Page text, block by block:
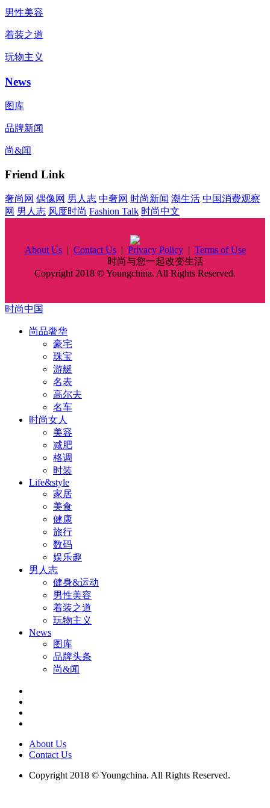
男性美容
着装之道
玩物主义
News
图库
品牌新闻
尚&闻
Friend Link
奢尚网 偶像网 男人志 中奢网 时尚新闻 潮生活 中国消费观察
网 男人志 风度时尚 Fashion Talk 时尚中文
About Us| Contact Us| Privacy Policy| Terms of Use
时尚与您一起改变生活
Copyright 2018 © Youngchina. All Rights Reserved.
时尚中国
尚品奢华
豪宅
珠宝
游艇
名表
高尔夫
名车
时尚女人
美容
减肥
格调
时装
Life&style
家居
美食
健康
旅行
数码
娱乐趣
男人志
健身&运动
男性美容
着装之道
玩物主义
News
图库
品牌头条
尚&闻
About Us
Contact Us
Copyright 2018 © Youngchina. All Rights Reserved.